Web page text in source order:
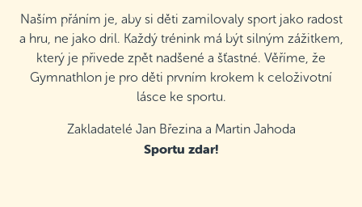
Naším přáním je, aby si děti zamilovaly sport jako radost
a hru, ne jako dril. Každý trénink má být silným zážitkem,
který je přivede zpět nadšené a šťastné. Věříme, že
Gymnathlon je pro děti prvním krokem k celoživotní
lásce ke sportu.
Zakladatelé Jan Březina a Martin Jahoda
Sportu zdar!